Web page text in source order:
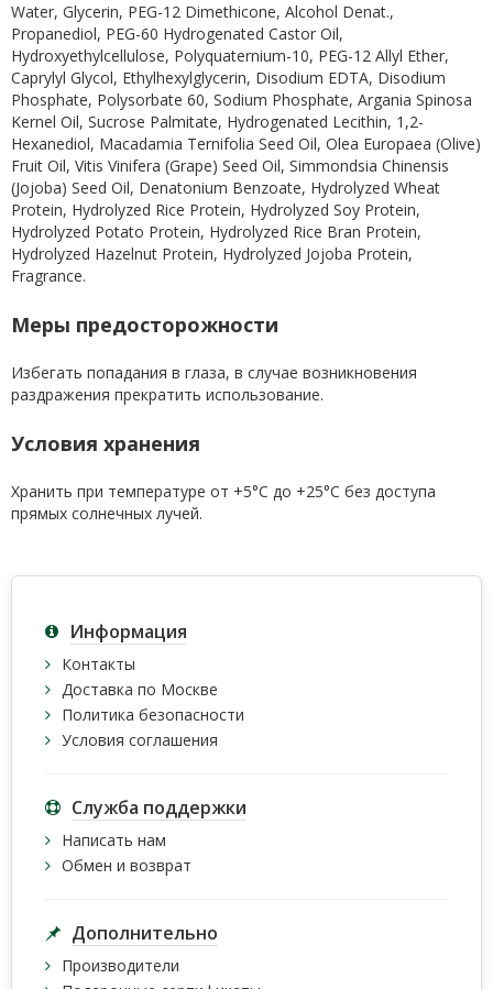
Water, Glycerin, PEG-12 Dimethicone, Alcohol Denat.,
Propanediol, PEG-60 Hydrogenated Castor Oil,
Hydroxyethylcellulose, Polyquaternium-10, PEG-12 Allyl Ether,
Caprylyl Glycol, Ethylhexylglycerin, Disodium EDTA, Disodium
Phosphate, Polysorbate 60, Sodium Phosphate, Argania Spinosa
Kernel Oil, Sucrose Palmitate, Hydrogenated Lecithin, 1,2-
Hexanediol, Macadamia Ternifolia Seed Oil, Olea Europaea (Olive)
Fruit Oil, Vitis Vinifera (Grape) Seed Oil, Simmondsia Chinensis
(Jojoba) Seed Oil, Denatonium Benzoate, Hydrolyzed Wheat
Protein, Hydrolyzed Rice Protein, Hydrolyzed Soy Protein,
Hydrolyzed Potato Protein, Hydrolyzed Rice Bran Protein,
Hydrolyzed Hazelnut Protein, Hydrolyzed Jojoba Protein,
Fragrance.
Меры предосторожности
Избегать попадания в глаза, в случае возникновения
раздражения прекратить использование.
Условия хранения
Хранить при температуре от +5°С до +25°С без доступа
прямых солнечных лучей.
Информация
Контакты
Доставка по Москве
Политика безопасности
Условия соглашения
Служба поддержки
Написать нам
Обмен и возврат
Дополнительно
Производители